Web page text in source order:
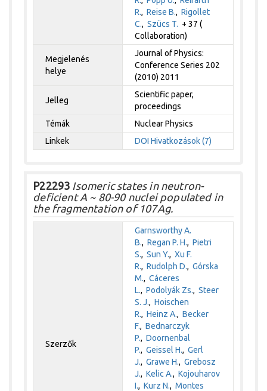
R.,Reise B.,Rigollet
C.,Szücs T. + 37 (
Collaboration)
Megjelenés
helye
Journal of Physics:
Conference Series 202
(2010) 2011
Jelleg
Scientific paper,
proceedings
Témák
Nuclear Physics
Linkek
DOI Hivatkozások (7)
P22293 Isomeric states in neutron-
deficient A ~ 80-90 nuclei populated in
the fragmentation of 107Ag.
Szerzők
Garnsworthy A.
B.,Regan P. H.,Pietri
S.,Sun Y.,Xu F.
R.,Rudolph D.,Górska
M.,Cáceres
L.,Podolyák Zs.,Steer
S. J.,Hoischen
R.,Heinz A.,Becker
F.,Bednarczyk
P.,Doornenbal
P.,Geissel H.,Gerl
J.,Grawe H.,Grebosz
J.,Kelic A.,Kojouharov
I.,Kurz N.,Montes